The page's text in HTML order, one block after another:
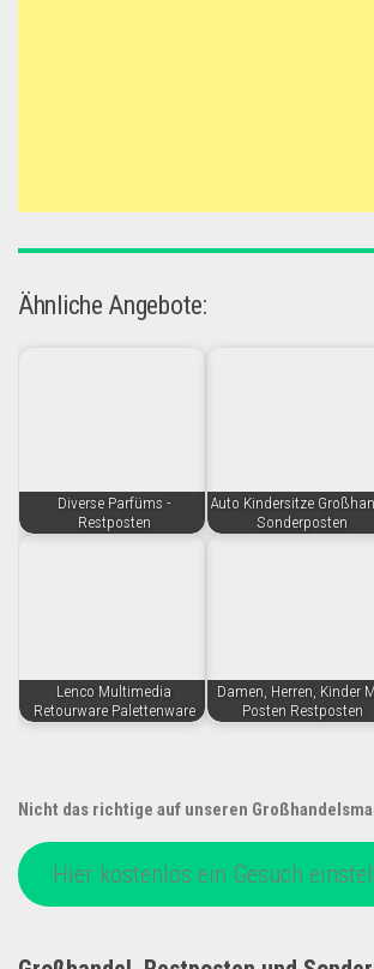
Ähnliche Angebote:
Diverse Parfüms -
Restposten
Auto Kindersitze
Sonderposten
Lenco Multimedia
Retourware Palettenware
Damen, Herren, Kinder
Posten Restposten
Nicht das richtige auf unseren
Hier kostenlos ein Gesuch